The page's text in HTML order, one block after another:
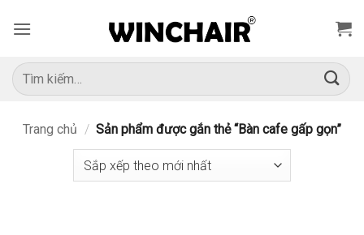
qua
dung
Tìm
kiếm:
Trang chủ / Sản phẩm được gắn thẻ “Bàn cafe gấp gọn”